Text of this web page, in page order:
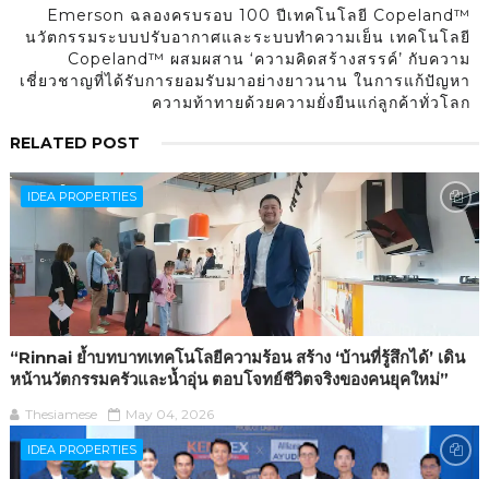
Emerson ฉลองครบรอบ 100 ปีเทคโนโลยี Copeland™
นวัตกรรมระบบปรับอากาศและระบบทำความเย็น เทคโนโลยี
Copeland™ ผสมผสาน ‘ความคิดสร้างสรรค์’ กับความ
เชี่ยวชาญที่ได้รับการยอมรับมาอย่างยาวนาน ในการแก้ปัญหา
ความท้าทายด้วยความยั่งยืนแก่ลูกค้าทั่วโลก
RELATED POST
IDEA PROPERTIES
“Rinnai ย้ำบทบาทเทคโนโลยีความร้อน สร้าง ‘บ้านที่รู้สึกได้’ เดิน
หน้านวัตกรรมครัวและน้ำอุ่น ตอบโจทย์ชีวิตจริงของคนยุคใหม่”
Thesiamese May 04, 2026
IDEA PROPERTIES